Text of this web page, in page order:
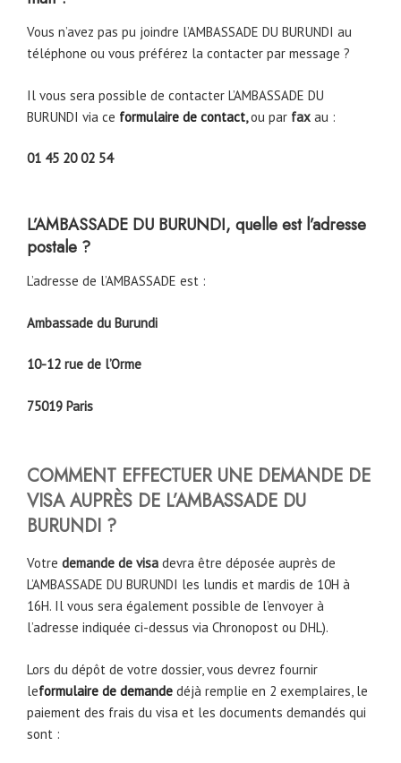
Vous n’avez pas pu joindre l’AMBASSADE DU BURUNDI au
téléphone ou vous préférez la contacter par message ?
Il vous sera possible de contacter L’AMBASSADE DU
BURUNDI via ce formulaire de contact,ou par fax au :
01 45 20 02 54
L’AMBASSADE DU BURUNDI, quelle est l’adresse
postale ?
L’adresse de l’AMBASSADE est :
Ambassade du Burundi
10-12 rue de l’Orme
75019 Paris
COMMENT EFFECTUER UNE DEMANDE DE
VISA AUPRÈS DE L’AMBASSADE DU
BURUNDI ?
Votre demande de visa devra être déposée auprès de
L’AMBASSADE DU BURUNDI les lundis et mardis de 10H à
16H. Il vous sera également possible de l’envoyer à
l’adresse indiquée ci-dessus via Chronopost ou DHL).
Lors du dépôt de votre dossier, vous devrez fournir
leformulaire de demande déjà remplie en 2 exemplaires, le
paiement des frais du visa et les documents demandés qui
sont :